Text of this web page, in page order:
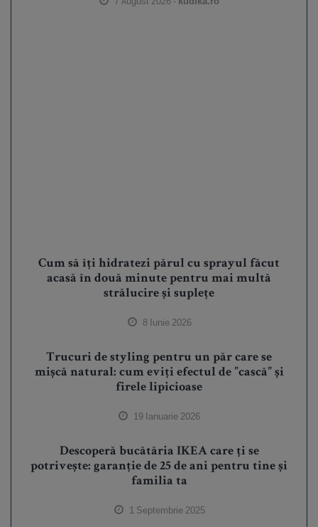
Cum să îți hidratezi părul cu sprayul făcut
acasă în două minute pentru mai multă
strălucire și suplețe
8 Iunie 2026
Trucuri de styling pentru un păr care se
mișcă natural: cum eviți efectul de ”cască” și
firele lipicioase
19 Ianuarie 2026
Descoperă bucătăria IKEA care ți se
potrivește: garanție de 25 de ani pentru tine și
familia ta
1 Septembrie 2025